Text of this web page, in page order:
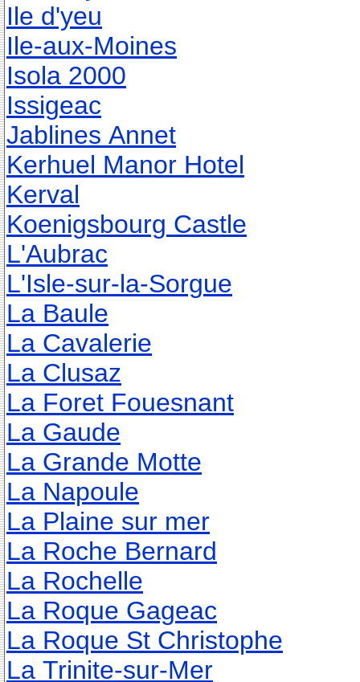
Ile d'yeu
Ile-aux-Moines
Isola 2000
Issigeac
Jablines Annet
Kerhuel Manor Hotel
Kerval
Koenigsbourg Castle
L'Aubrac
L'Isle-sur-la-Sorgue
La Baule
La Cavalerie
La Clusaz
La Foret Fouesnant
La Gaude
La Grande Motte
La Napoule
La Plaine sur mer
La Roche Bernard
La Rochelle
La Roque Gageac
La Roque St Christophe
La Trinite-sur-Mer